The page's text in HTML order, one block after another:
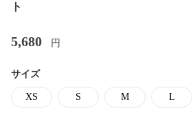
ト
5,680 円
サイズ
XS S M L